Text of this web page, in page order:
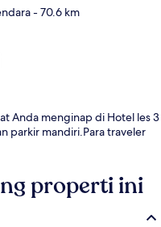
- 70.6 km
Anda menginap di Hotel les 3
parkir mandiri.Para traveler
properti ini